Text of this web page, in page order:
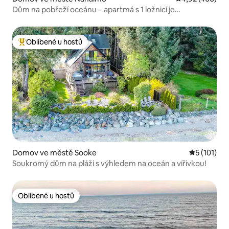
Dům na pobřeží oceánu – apartmá s 1 ložnicí je
Nejlepší v kategorii Oblíbené u hostů
Oblíbené u hostů
Domov ve městě Sooke Průměrné
5 (101)
Soukromý dům na pláži s výhledem na oceán a vířivkou!
Oblíbené u hostů
Oblíbené u hostů